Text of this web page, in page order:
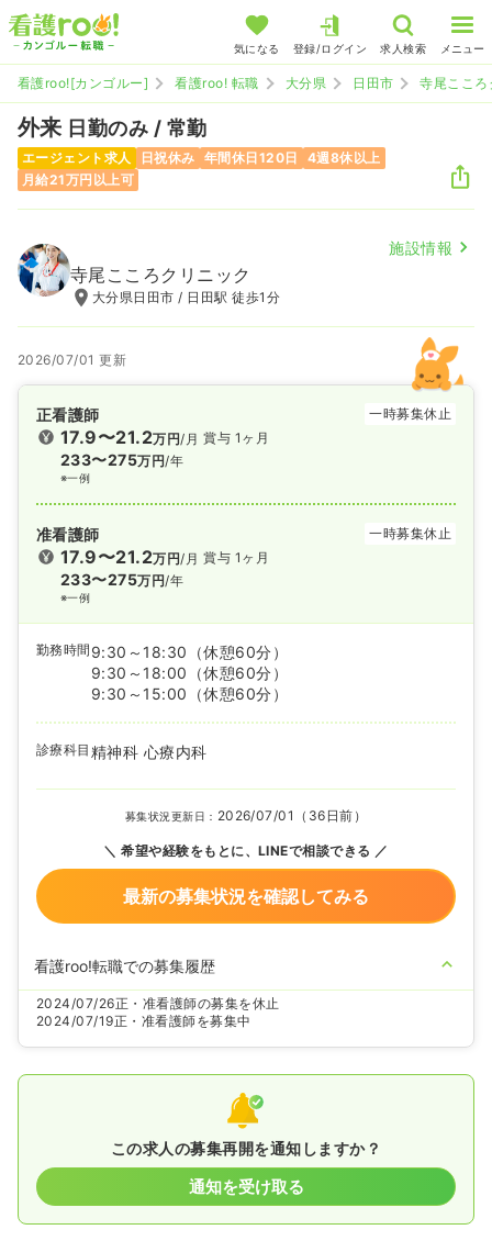
気になる 登録/ログイン 求人検索 メニュー
看護roo![カンゴルー] 看護roo! 転職 大分県 日田市 寺尾ここ
外来 日勤のみ / 常勤
エージェント求人 日祝休み 年間休日120日
4週8休以上
月給21万円以上可
施設情報
寺尾こころクリニック
大分県日田市 / 日田駅 徒歩1分
2026/07/01 更新
正看護師 一時募集休止
17.9〜21.2万円/月
233〜275万円/年
※一例
賞与 1ヶ月
准看護師 一時募集休止
17.9〜21.2万円/月
233〜275万円/年
※一例
賞与 1ヶ月
勤務時間 9:30～18:30
（休憩60分）
9:30～18:00
（休憩60分）
9:30～15:00
（休憩60分）
診療科目 精神科 心療内科
募集状況更新日： 2026/07/01（36日前）
希望や経験をもとに、LINEで相談できる
最新の募集状況を確認してみる
看護roo!転職での募集履歴
2024/07/26正・准看護師の募集を休止
2024/07/19正・准看護師を募集中
この求人の募集再開を通知しますか？
通知を受け取る